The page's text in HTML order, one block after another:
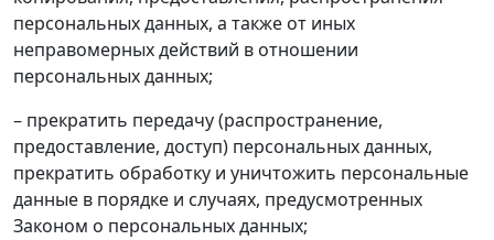
персональных данных, а также от иных
неправомерных действий в отношении
персональных данных;
– прекратить передачу (распространение,
предоставление, доступ) персональных данных,
прекратить обработку и уничтожить персональные
данные в порядке и случаях, предусмотренных
Законом о персональных данных;